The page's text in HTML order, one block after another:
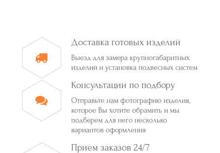
Доставка готовых изделий
Выезд для замера крупногабаритных
изделий и установка подвесных систем
Консультации по подбору
Отправьте нам фотографию изделия,
которое Вы хотите обрамить и мы
подберем для него несколько
вариантов оформления
Прием заказов 24/7